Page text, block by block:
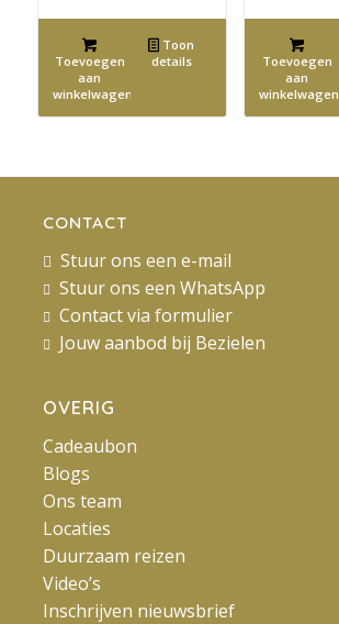
Toevoegen
aan
winkelwagen
Toon
details
Toevoegen
aan
winkelwagen
CONTACT
Stuur ons een e-mail
Stuur ons een WhatsApp
Contact via formulier
Jouw aanbod bij Bezielen
OVERIG
Cadeaubon
Blogs
Ons team
Locaties
Duurzaam reizen
Video’s
Inschrijven nieuwsbrief